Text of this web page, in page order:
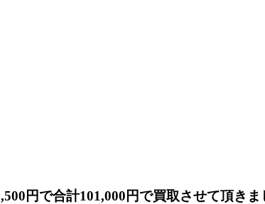
円で合計101,000円で買取させて頂きま